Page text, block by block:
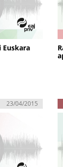
Euskara
23/04/2015